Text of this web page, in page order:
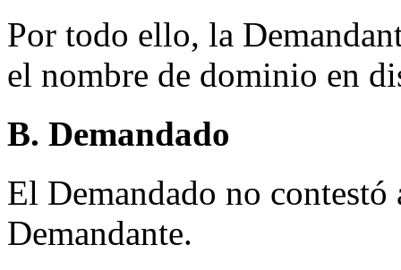
Por todo ello, la
el nombre de dominio en
B. Demandado
El Demandado no contestó
Demandante.